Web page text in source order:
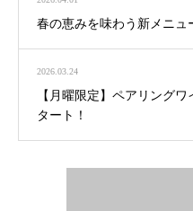
春の恵みを味わう新メニュ
2026.03.24
【月曜限定】ペアリング
タート！